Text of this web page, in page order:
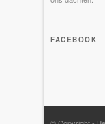
FACEBOOK